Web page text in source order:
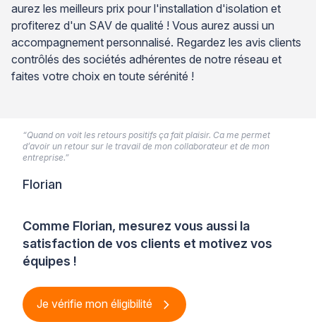
aurez les meilleurs prix pour l'installation d'isolation et
profiterez d'un SAV de qualité ! Vous aurez aussi un
accompagnement personnalisé. Regardez les avis clients
contrôlés des sociétés adhérentes de notre réseau et
faites votre choix en toute sérénité !
Comme Florian, mesurez vous aussi la
satisfaction de vos clients et motivez vos
équipes !
Je vérifie mon éligibilité
“Quand on voit les retours positifs ça fait plaisir. Ca me permet
d’avoir un retour sur le travail de mon collaborateur et de mon
entreprise.”
Florian